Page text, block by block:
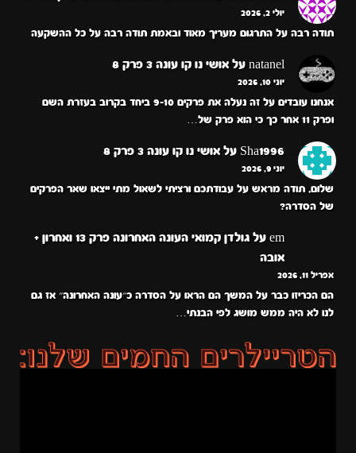
יולי 2, 2026
תודה רבה על התרגום מעריך מאוד ובאמת תודה רבה על כל ההשקעה
natanel על אושי נו קו עונה 3 פרק 8
יוני 10, 2026
אנחנו עובדים על זה נעלה את פרקים 9-10 ביחד בקרוב בעזרת השם
ופרק 11 אחר כך כי הוא פרק של…
Sha1996 על אושי נו קו עונה 3 פרק 8
יוני 9, 2026
שלום, תודה מראש על עבודתכם ורציתי לשאול מתי ייצאו שאר הפרקים
של הסדרה?
em על
גולדן קמואי העונה האחרונה פרק 13 ואחרון +
אובה
אפריל 11, 2026
הם הכריזו כבר על המשך הם הראו על הסדרה כ״עונה האחרונה״ אז גם
לנו לא היה ממש מושג לפי הבנתי…